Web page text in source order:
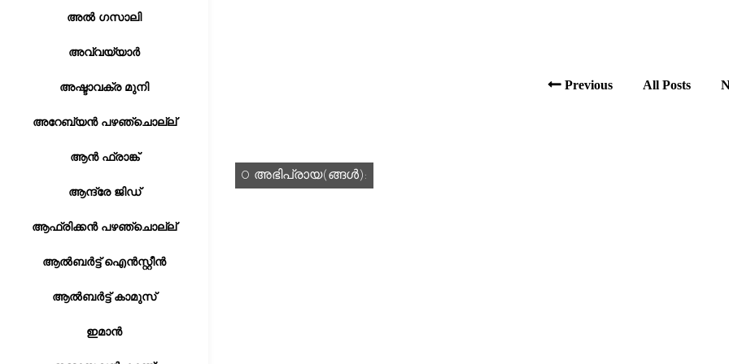
അൽ ഗസാലി
അവ്വയ്യാർ
അഷ്ടാവക്ര മുനി
അറേബ്യൻ പഴഞ്ചൊല്ല്
ആൻ ഫ്രാങ്ക്
ആന്ദ്രേ ജിഡ്
ആഫ്രിക്കൻ പഴഞ്ചൊല്ല്
ആൽബർട്ട് ഐൻസ്റ്റീൻ
ആൽബർട്ട് കാമുസ്
ഇമാൻ
Previous All Posts
0 അഭിപ്രായ(ങ്ങള്‍):